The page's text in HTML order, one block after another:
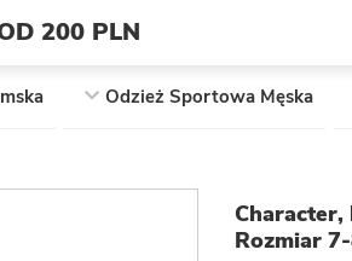
200 PLN
Odzież Sportowa Męska
Character,
Rozmiar